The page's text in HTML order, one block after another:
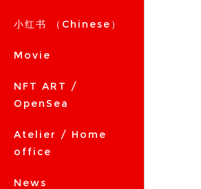
小红书 （Chinese）
Movie
NFT ART /
OpenSea
Atelier / Home
office
News